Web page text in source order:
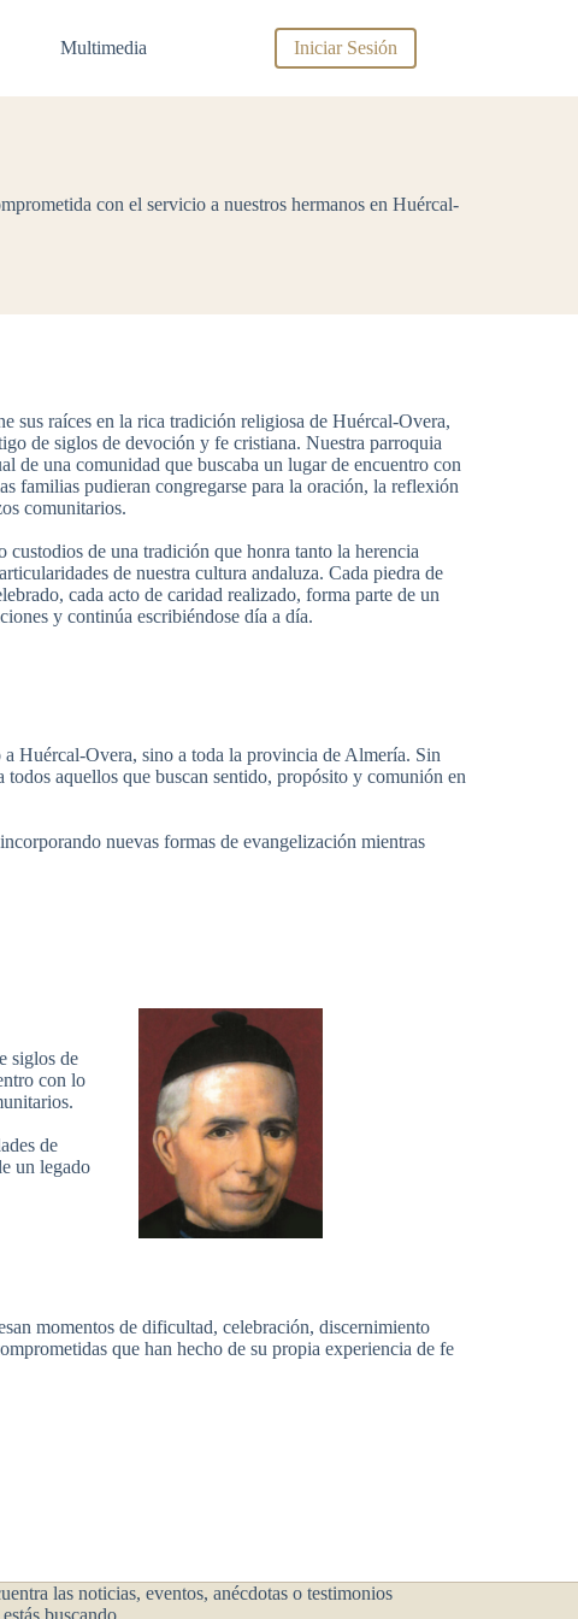
Multimedia Iniciar Sesión
con el servicio a nuestros hermanos en Huércal-
sus raíces en la rica tradición religiosa de Huércal-Overa,
de siglos de devoción y fe cristiana. Nuestra parroquia
de una comunidad que buscaba un lugar de encuentro con
familias pudieran congregarse para la oración, la reflexión
comunitarios.
custodios de una tradición que honra tanto la herencia
de nuestra cultura andaluza. Cada piedra de
cada acto de caridad realizado, forma parte de un
y continúa escribiéndose día a día.
Huércal-Overa, sino a toda la provincia de Almería. Sin
aquellos que buscan sentido, propósito y comunión en
nuevas formas de evangelización mientras
siglos de
con lo
de
un legado
momentos de dificultad, celebración, discernimiento
que han hecho de su propia experiencia de fe
las noticias, eventos, anécdotas o testimonios
buscando.